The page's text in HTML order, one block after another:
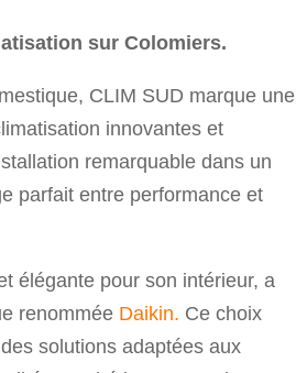
sur Colomiers.
CLIM SUD marque une
innovantes et
remarquable dans un
parfait entre performance et
élégante pour son intérieur, a
renommée Daikin. Ce choix
solutions adaptées aux